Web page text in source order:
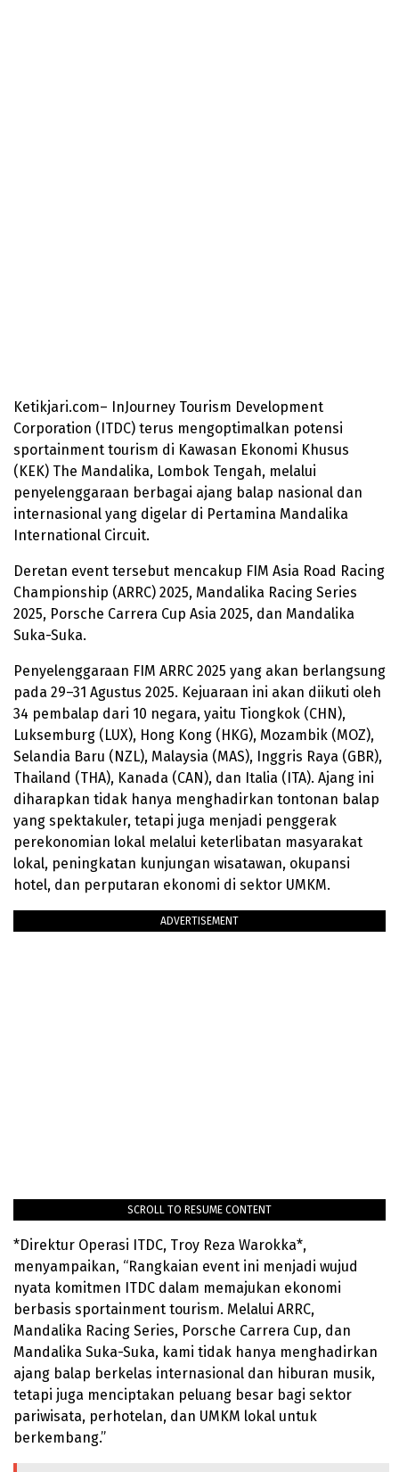
Ketikjari.com– InJourney Tourism Development
Corporation (ITDC) terus mengoptimalkan potensi
sportainment tourism di Kawasan Ekonomi Khusus
(KEK) The Mandalika, Lombok Tengah, melalui
penyelenggaraan berbagai ajang balap nasional dan
internasional yang digelar di Pertamina Mandalika
International Circuit.
Deretan event tersebut mencakup FIM Asia Road Racing
Championship (ARRC) 2025, Mandalika Racing Series
2025, Porsche Carrera Cup Asia 2025, dan Mandalika
Suka-Suka.
Penyelenggaraan FIM ARRC 2025 yang akan berlangsung
pada 29–31 Agustus 2025. Kejuaraan ini akan diikuti oleh
34 pembalap dari 10 negara, yaitu Tiongkok (CHN),
Luksemburg (LUX), Hong Kong (HKG), Mozambik (MOZ),
Selandia Baru (NZL), Malaysia (MAS), Inggris Raya (GBR),
Thailand (THA), Kanada (CAN), dan Italia (ITA). Ajang ini
diharapkan tidak hanya menghadirkan tontonan balap
yang spektakuler, tetapi juga menjadi penggerak
perekonomian lokal melalui keterlibatan masyarakat
lokal, peningkatan kunjungan wisatawan, okupansi
hotel, dan perputaran ekonomi di sektor UMKM.
ADVERTISEMENT
SCROLL TO RESUME CONTENT
*Direktur Operasi ITDC, Troy Reza Warokka*,
menyampaikan, “Rangkaian event ini menjadi wujud
nyata komitmen ITDC dalam memajukan ekonomi
berbasis sportainment tourism. Melalui ARRC,
Mandalika Racing Series, Porsche Carrera Cup, dan
Mandalika Suka-Suka, kami tidak hanya menghadirkan
ajang balap berkelas internasional dan hiburan musik,
tetapi juga menciptakan peluang besar bagi sektor
pariwisata, perhotelan, dan UMKM lokal untuk
berkembang.”